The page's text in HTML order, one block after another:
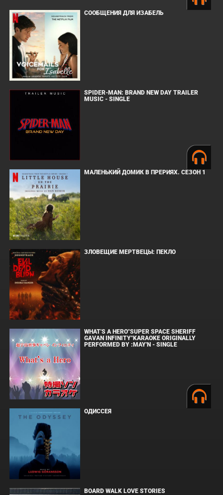
СООБЩЕНИЯ ДЛЯ ИЗАБЕЛЬ
SPIDER-MAN: BRAND NEW DAY TRAILER
MUSIC - SINGLE
МАЛЕНЬКИЙ ДОМИК В ПРЕРИЯХ. СЕЗОН 1
ЗЛОВЕЩИЕ МЕРТВЕЦЫ: ПЕКЛО
WHAT'S A HERO"SUPER SPACE SHERIFF
GAVAN INFINITY"KARAOKE ORIGINALLY
PERFORMED BY :MAY'N - SINGLE
ОДИССЕЯ
BOARD WALK LOVE STORIES